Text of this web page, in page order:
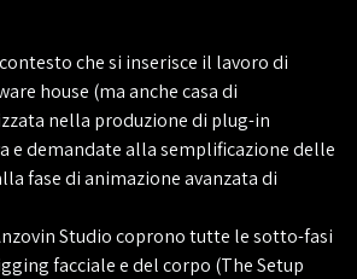
che si inserisce il lavoro di
house (ma anche casa di
nella produzione di plug-in
e demandate alla semplificazione delle
fase di animazione avanzata di
Studio coprono tutte le sotto-fasi
facciale e del corpo (The Setup